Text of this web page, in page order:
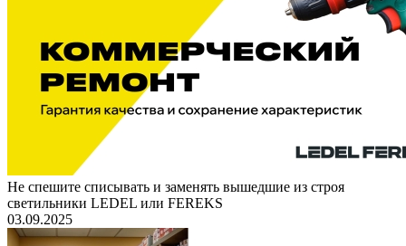
Не спешите списывать и заменять вышедшие из строя
светильники LEDEL или FEREKS
03.09.2025